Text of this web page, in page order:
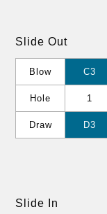
Slide Out
Blow C3
Hole 1
Draw D3
Slide In